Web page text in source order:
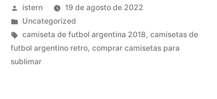
Publicado
por
istern
19 de agosto de 2022
Publicado
en
Uncategorized
Etiquetas:
camiseta de futbol argentina 2018, camisetas de
futbol argentino retro, comprar camisetas para
sublimar